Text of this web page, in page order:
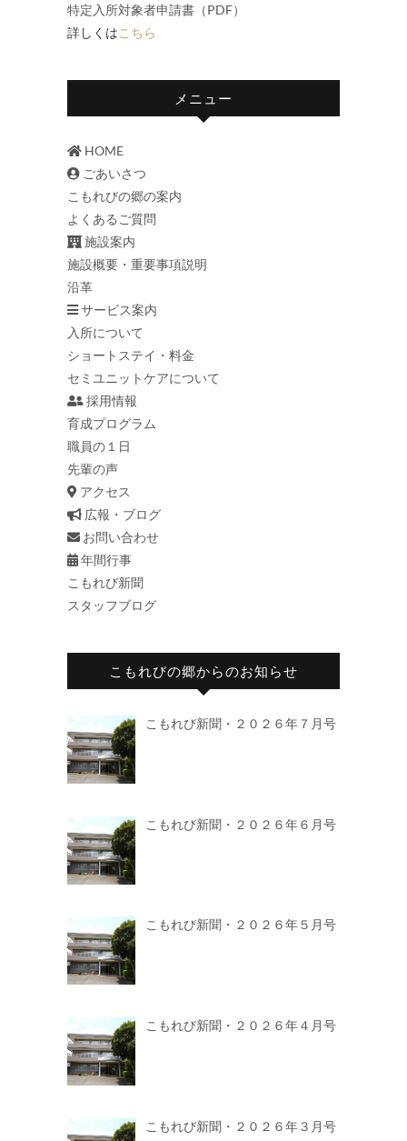
特定入所対象者申請書（PDF）
詳しくはこちら
メニュー
HOME
ごあいさつ
こもれびの郷の案内
よくあるご質問
施設案内
施設概要・重要事項説明
沿革
サービス案内
入所について
ショートステイ・料金
セミユニットケアについて
採用情報
育成プログラム
職員の１日
先輩の声
アクセス
広報・ブログ
お問い合わせ
年間行事
こもれび新聞
スタッフブログ
こもれびの郷からのお知らせ
こもれび新聞・２０２６年７月号
こもれび新聞・２０２６年６月号
こもれび新聞・２０２６年５月号
こもれび新聞・２０２６年４月号
こもれび新聞・２０２６年３月号